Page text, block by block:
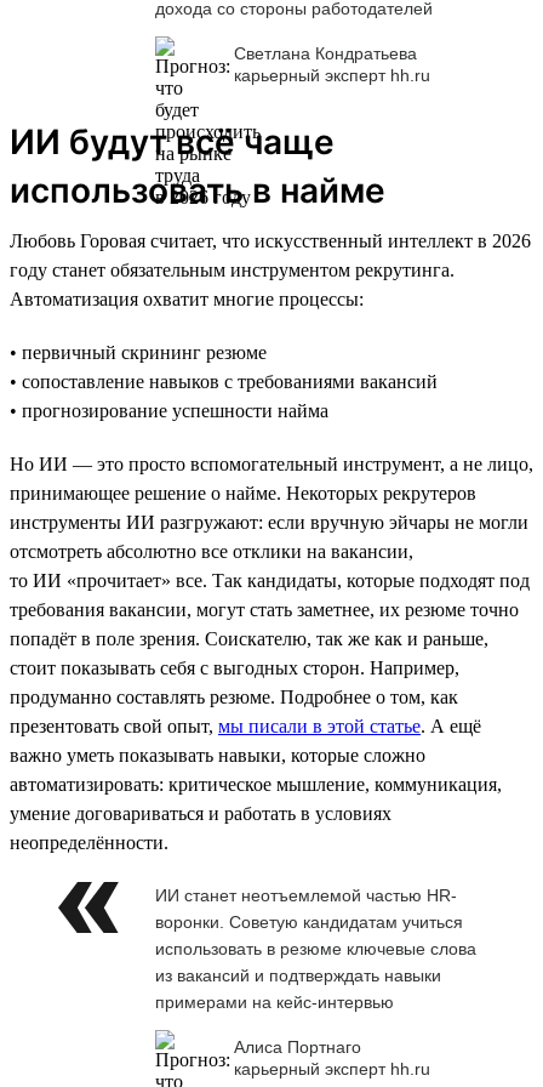
дохода со стороны работодателей
Светлана Кондратьева
карьерный эксперт hh.ru
ИИ будут всё чаще
использовать в найме
Любовь Горовая считает, что искусственный интеллект в 2026
году станет обязательным инструментом рекрутинга.
Автоматизация охватит многие процессы:
• первичный скрининг резюме
• сопоставление навыков с требованиями вакансий
• прогнозирование успешности найма
Но ИИ — это просто вспомогательный инструмент, а не лицо,
принимающее решение о найме. Некоторых рекрутеров
инструменты ИИ разгружают: если вручную эйчары не могли
отсмотреть абсолютно все отклики на вакансии,
то ИИ «прочитает» все. Так кандидаты, которые подходят под
требования вакансии, могут стать заметнее, их резюме точно
попадёт в поле зрения. Соискателю, так же как и раньше,
стоит показывать себя с выгодных сторон. Например,
продуманно составлять резюме. Подробнее о том, как
презентовать свой опыт, мы писали в этой статье. А ещё
важно уметь показывать навыки, которые сложно
автоматизировать: критическое мышление, коммуникация,
умение договариваться и работать в условиях
неопределённости.
ИИ станет неотъемлемой частью HR-
воронки. Советую кандидатам учиться
использовать в резюме ключевые слова
из вакансий и подтверждать навыки
примерами на кейс-интервью
Алиса Портнаго
карьерный эксперт hh.ru